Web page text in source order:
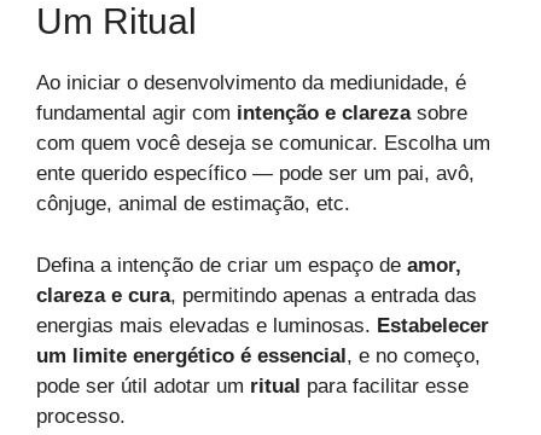
Um Ritual
Ao iniciar o desenvolvimento da mediunidade, é
fundamental agir com intenção e clarezasobre
com quem você deseja se comunicar. Escolha um
ente querido específico — pode ser um pai, avô,
cônjuge, animal de estimação, etc.
Defina a intenção de criar um espaço de amor,
clareza e cura, permitindo apenas a entrada das
energias mais elevadas e luminosas. Estabelecer
um limite energético é essencial, e no começo,
pode ser útil adotar um ritual para facilitar esse
processo.